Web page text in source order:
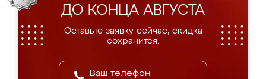
ДО КОНЦА АВГУСТА
Оставьте заявку сейчас, скидка
сохранится.